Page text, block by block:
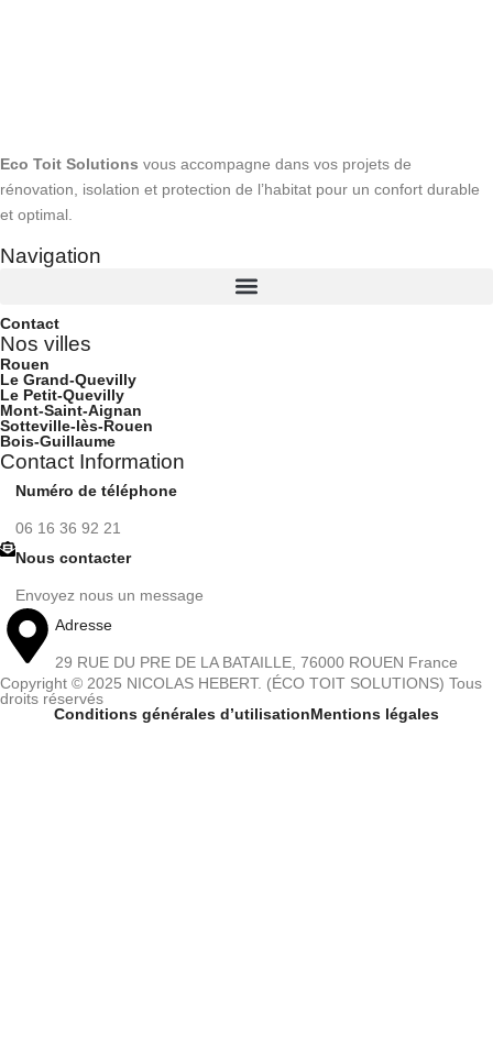
Eco Toit Solutions vous accompagne dans vos projets de
rénovation, isolation et protection de l’habitat pour un confort durable
et optimal.
Navigation
Contact
Nos villes
Rouen
Le Grand-Quevilly
Le Petit-Quevilly
Mont-Saint-Aignan
Sotteville-lès-Rouen
Bois-Guillaume
Contact Information
Numéro de téléphone
06 16 36 92 21
Nous contacter
Envoyez nous un message
Adresse
29 RUE DU PRE DE LA BATAILLE, 76000 ROUEN France
Copyright © 2025 NICOLAS HEBERT. (ÉCO TOIT SOLUTIONS) Tous
droits réservés
Conditions générales d’utilisationMentions légales